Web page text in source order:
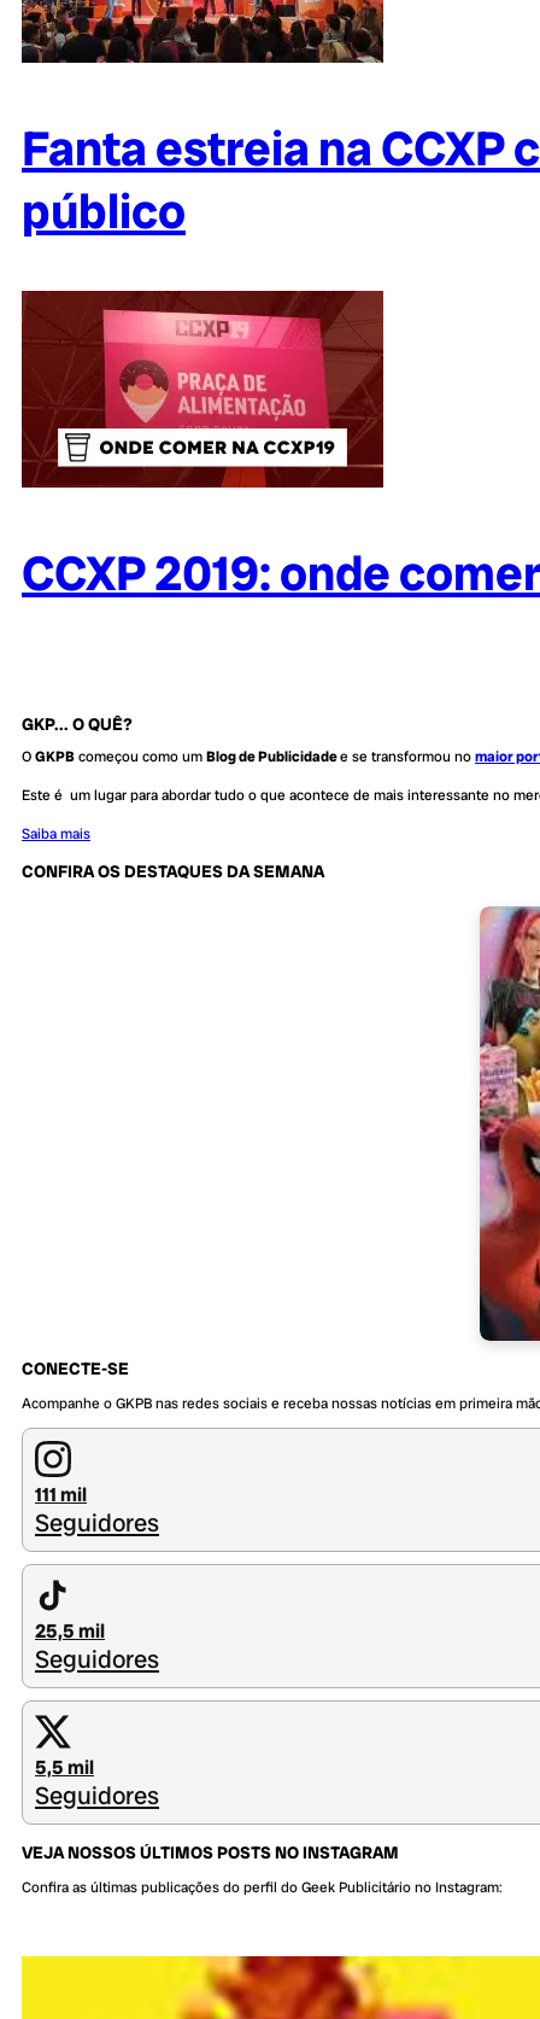
Fanta estreia na
público
CCXP 2019: onde
GKP... O QUÊ?
OGKPBcomeçou como umBlog de Publicidadee se transformou nomaior
Este é um lugar para abordar tudo o que acontece de mais interessante no
Saiba mais
CONFIRA OS DESTAQUES DA SEMANA
CONECTE-SE
Acompanhe o GKPB nas redes sociais e receba nossas notícias em primeira
111 mil
Seguidores
25,5 mil
Seguidores
5,5 mil
Seguidores
VEJA NOSSOS ÚLTIMOS POSTS NO INSTAGRAM
Confira as últimas publicações do perfil do Geek Publicitário no Instagram: